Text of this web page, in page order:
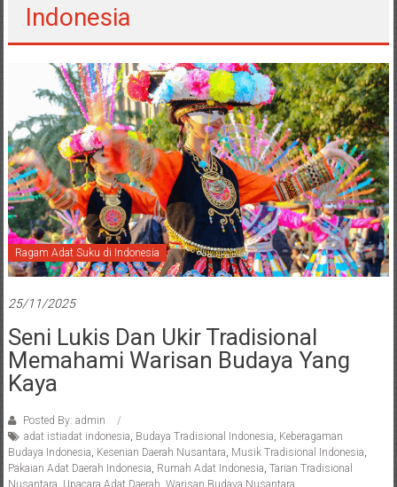
Indonesia
Ragam Adat Suku di Indonesia
25/11/2025
Seni Lukis Dan Ukir Tradisional
Memahami Warisan Budaya Yang
Kaya
Posted By: admin
adat istiadat indonesia Budaya Tradisional Indonesia Keberagaman
Budaya Indonesia Kesenian Daerah Nusantara Musik Tradisional Indonesia
Pakaian Adat Daerah Indonesia Rumah Adat Indonesia Tarian Tradisional
Nusantara Upacara Adat Daerah Warisan Budaya Nusantara